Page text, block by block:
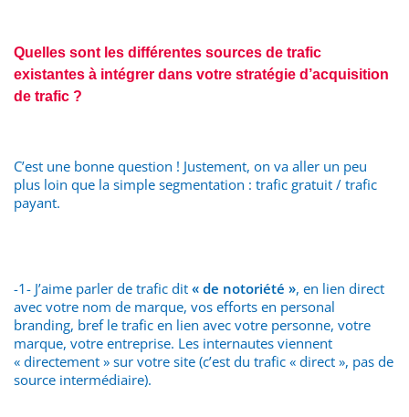
Quelles sont les différentes sources de trafic
existantes à intégrer dans votre stratégie d’acquisition
de trafic ?
C’est une bonne question ! Justement, on va aller un peu
plus loin que la simple segmentation : trafic gratuit / trafic
payant.
-1- J’aime parler de trafic dit « de notoriété », en lien direct
avec votre nom de marque, vos efforts en personal
branding, bref le trafic en lien avec votre personne, votre
marque, votre entreprise. Les internautes viennent
« directement » sur votre site (c’est du trafic « direct », pas de
source intermédiaire).